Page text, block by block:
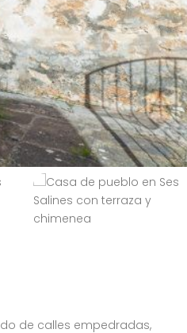
de calles empedradas,